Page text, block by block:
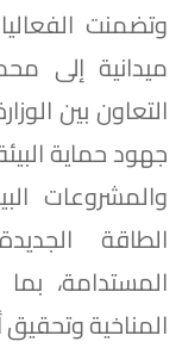
وتضمنت
ميدانية إلى
التعاون بين
جهود حماية
والمشروعات
الطاقة
المستدامة،
المناخية